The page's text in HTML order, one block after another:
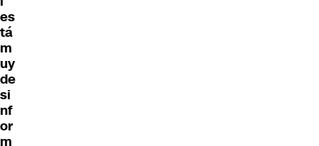
es
tá
m
uy
de
si
nf
or
m